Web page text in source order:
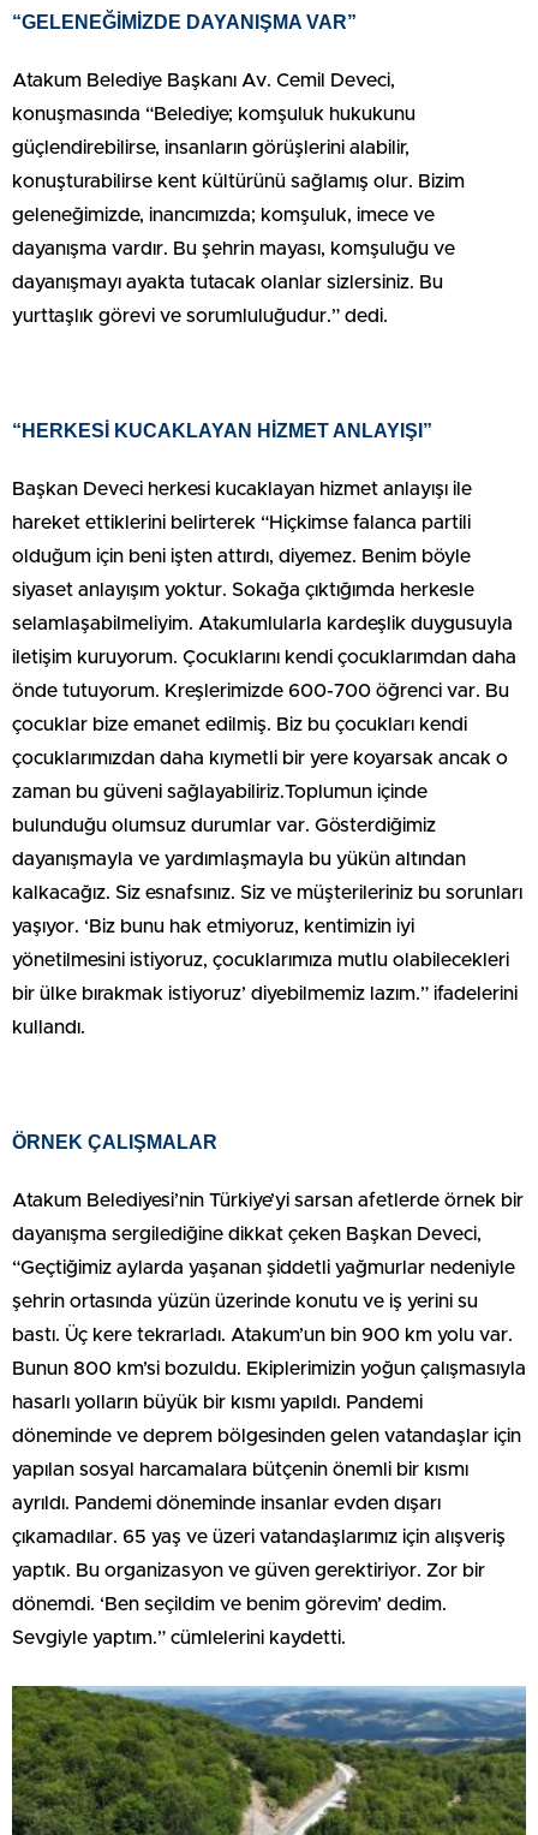
“GELENEĞİMİZDE DAYANIŞMA VAR”
Atakum Belediye Başkanı Av. Cemil Deveci,
konuşmasında “Belediye; komşuluk hukukunu
güçlendirebilirse, insanların görüşlerini alabilir,
konuşturabilirse kent kültürünü sağlamış olur. Bizim
geleneğimizde, inancımızda; komşuluk, imece ve
dayanışma vardır. Bu şehrin mayası, komşuluğu ve
dayanışmayı ayakta tutacak olanlar sizlersiniz. Bu
yurttaşlık görevi ve sorumluluğudur.” dedi.
“HERKESİ KUCAKLAYAN HİZMET ANLAYIŞI”
Başkan Deveci herkesi kucaklayan hizmet anlayışı ile
hareket ettiklerini belirterek “Hiçkimse falanca partili
olduğum için beni işten attırdı, diyemez. Benim böyle
siyaset anlayışım yoktur. Sokağa çıktığımda herkesle
selamlaşabilmeliyim. Atakumlularla kardeşlik duygusuyla
iletişim kuruyorum. Çocuklarını kendi çocuklarımdan daha
önde tutuyorum. Kreşlerimizde 600-700 öğrenci var. Bu
çocuklar bize emanet edilmiş. Biz bu çocukları kendi
çocuklarımızdan daha kıymetli bir yere koyarsak ancak o
zaman bu güveni sağlayabiliriz.Toplumun içinde
bulunduğu olumsuz durumlar var. Gösterdiğimiz
dayanışmayla ve yardımlaşmayla bu yükün altından
kalkacağız. Siz esnafsınız. Siz ve müşterileriniz bu sorunları
yaşıyor. ‘Biz bunu hak etmiyoruz, kentimizin iyi
yönetilmesini istiyoruz, çocuklarımıza mutlu olabilecekleri
bir ülke bırakmak istiyoruz’ diyebilmemiz lazım.” ifadelerini
kullandı.
ÖRNEK ÇALIŞMALAR
Atakum Belediyesi’nin Türkiye’yi sarsan afetlerde örnek bir
dayanışma sergilediğine dikkat çeken Başkan Deveci,
“Geçtiğimiz aylarda yaşanan şiddetli yağmurlar nedeniyle
şehrin ortasında yüzün üzerinde konutu ve iş yerini su
bastı. Üç kere tekrarladı. Atakum’un bin 900 km yolu var.
Bunun 800 km’si bozuldu. Ekiplerimizin yoğun çalışmasıyla
hasarlı yolların büyük bir kısmı yapıldı. Pandemi
döneminde ve deprem bölgesinden gelen vatandaşlar için
yapılan sosyal harcamalara bütçenin önemli bir kısmı
ayrıldı. Pandemi döneminde insanlar evden dışarı
çıkamadılar. 65 yaş ve üzeri vatandaşlarımız için alışveriş
yaptık. Bu organizasyon ve güven gerektiriyor. Zor bir
dönemdi. ‘Ben seçildim ve benim görevim’ dedim.
Sevgiyle yaptım.” cümlelerini kaydetti.